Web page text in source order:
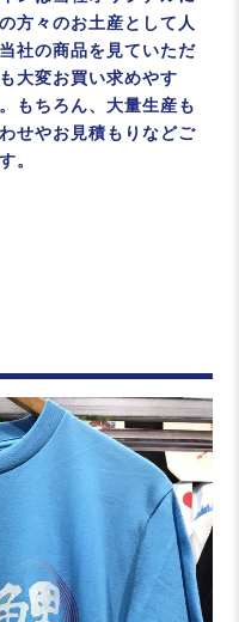
方々のお土産として人
社の商品を見ていただ
大変お買い求めやす
もちろん、大量生産も
せやお見積もりなどご
。